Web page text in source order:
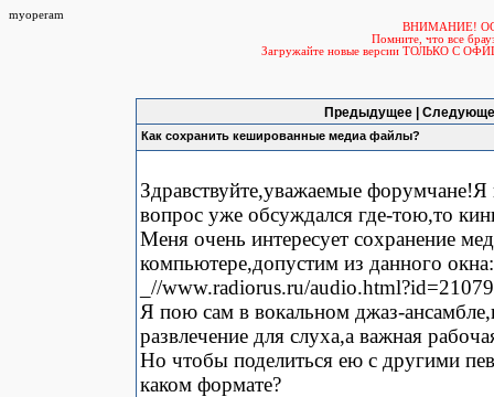
myoperam
ВНИМАНИЕ!
Помните, что все
Загружайте новые версии ТОЛЬКО С
Предыдущее |
Как сохранить кешированные медиа файлы?
Здравствуйте,уважаемые
вопрос уже обсуждался где-тою,то
Меня очень интересует сохранение
компьютере,допустим из данного окна:
_//www.radiorus.ru/
Я пою сам в вокальном джаз-
развлечение для слуха,а важная
Но чтобы поделиться ею с другими
каком формате?